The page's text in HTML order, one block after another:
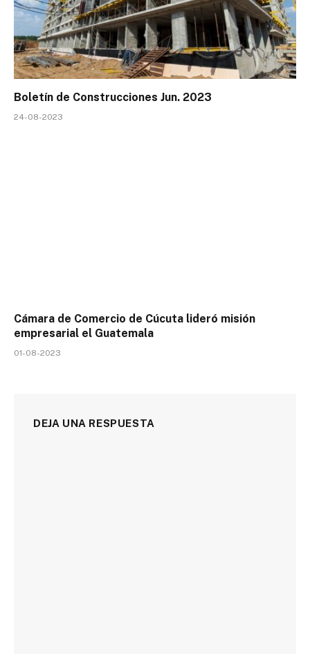
Boletín de Construcciones Jun. 2023
24-08-2023
Cámara de Comercio de Cúcuta lideró misión
empresarial el Guatemala
01-08-2023
DEJA UNA RESPUESTA